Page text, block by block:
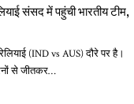
संसद में पहुंची भारतीय टीम,
(IND vs AUS) दौरे पर है।
से जीतकर…